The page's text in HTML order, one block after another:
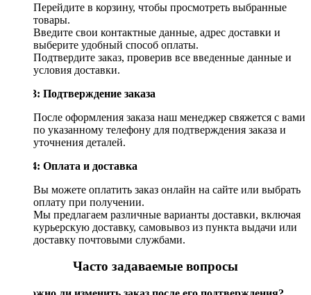
Перейдите в корзину, чтобы просмотреть выбранные
товары.
Введите свои контактные данные, адрес доставки и
выберите удобный способ оплаты.
Подтвердите заказ, проверив все введенные данные и
условия доставки.
Шаг 3: Подтверждение заказа
После оформления заказа наш менеджер свяжется с вами
по указанному телефону для подтверждения заказа и
уточнения деталей.
Шаг 4: Оплата и доставка
Вы можете оплатить заказ онлайн на сайте или выбрать
оплату при получении.
Мы предлагаем различные варианты доставки, включая
курьерскую доставку, самовывоз из пункта выдачи или
доставку почтовыми службами.
Часто задаваемые вопросы